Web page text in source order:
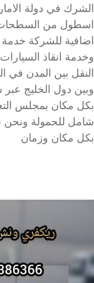
الشرك في دولة
اسطول من السطحات
اضافية للشركة
وخدمة انقاذ
النقل بين المدن في
وبين دول الخليج
بكل مكان بمجلس
شامل للحمولة ونحن
بكل مكان وزمان